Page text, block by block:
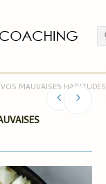
MAUVAISES